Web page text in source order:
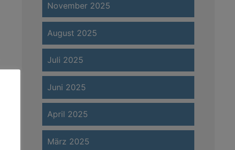
November 2025
August 2025
Juli 2025
Juni 2025
April 2025
März 2025